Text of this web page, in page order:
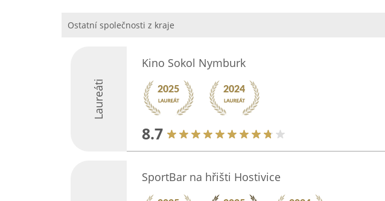
Ostatní společnosti z kraje
Laureáti
Kino Sokol Nymburk
8.7
SportBar na hřišti Hostivice